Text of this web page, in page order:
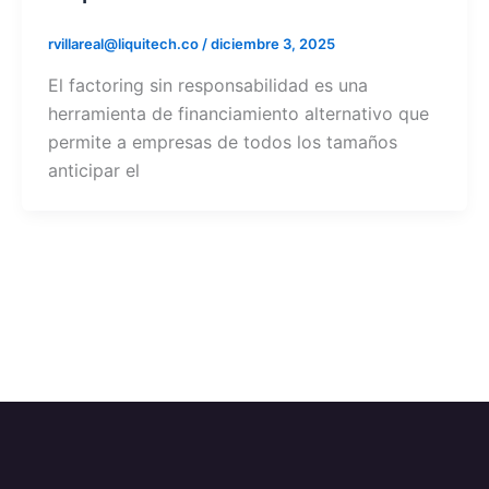
rvillareal@liquitech.co /diciembre 3, 2025
El factoring sin responsabilidad es una
herramienta de financiamiento alternativo que
permite a empresas de todos los tamaños
anticipar el